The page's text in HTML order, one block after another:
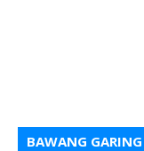
BAWANG